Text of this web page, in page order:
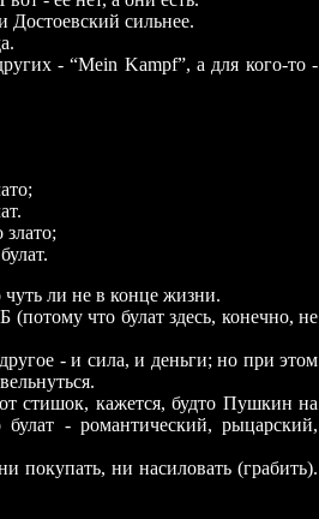
сильнее.
- “Mein Kampf”, а для кого-то -
злато;
ли не в конце жизни.
что булат здесь, конечно, не
-и сила, и деньги; но при этом
кажется, будто Пушкин на
булат - романтический, рыцарский,
ни насиловать (грабить).